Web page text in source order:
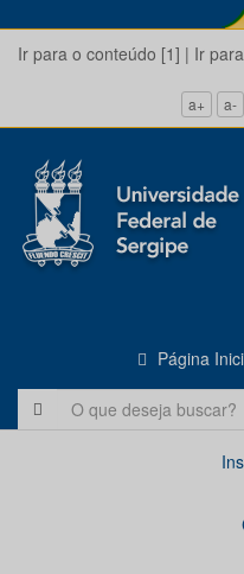
Ir para o conteúdo [1] | Ir
a+ a-
Página